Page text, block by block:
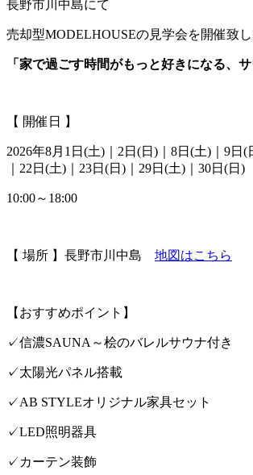
長野市川中島にて
売却型MODELHOUSEの見学会を開催致し
「家で過ごす時間がもっと好きになる、サ
【 開催日 】
2026年8月1日(土)｜2日(日)｜8日(土)｜9日(
｜22日(土)｜23日(日)｜29日(土)｜30日(日)
10:00～18:00
【 場所 】長野市川中島 地図はこちら
【おすすめポイント】
✓信濃SAUNA～桧のバレルサウナ付き
✓太陽光パネル搭載
✓AB STYLEオリジナル家具セット
✓LED照明器具
✓カーテン装飾